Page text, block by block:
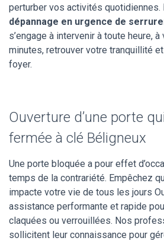
perturber vos activités quotidiennes.
dépannage en urgence de
s’engage à intervenir à toute heure,
minutes, retrouver votre tranquillité
foyer.
Ouverture d’une porte
fermée à clé Béligneux
Une porte bloquée a pour effet
temps de la contrariété. Empêchez
impacte votre vie de tous les jours
assistance performante et rapide
claquées ou verrouillées. Nos
sollicitent leur connaissance pour